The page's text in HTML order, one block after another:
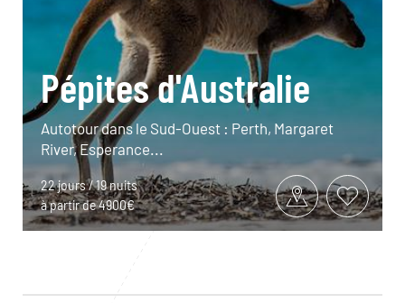
Pépites d'Australie
Autotour dans le Sud-Ouest : Perth, Margaret
River, Esperance...
22 jours / 19 nuits
à partir de 4900€